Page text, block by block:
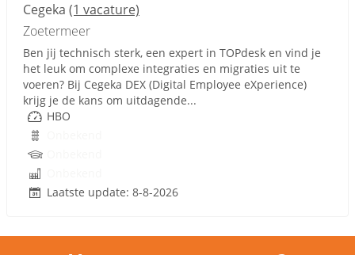
Cegeka (1 vacature)
Zoetermeer
Ben jij technisch sterk, een expert in TOPdesk en vind je
het leuk om complexe integraties en migraties uit te
voeren? Bij Cegeka DEX (Digital Employee eXperience)
krijg je de kans om uitdagende...
HBO
Laatste update: 8-8-2026